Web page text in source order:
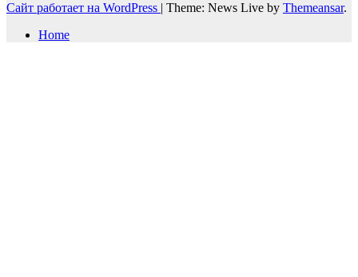
Сайт работает на WordPress | Theme: News Live by Themeansar.
Home